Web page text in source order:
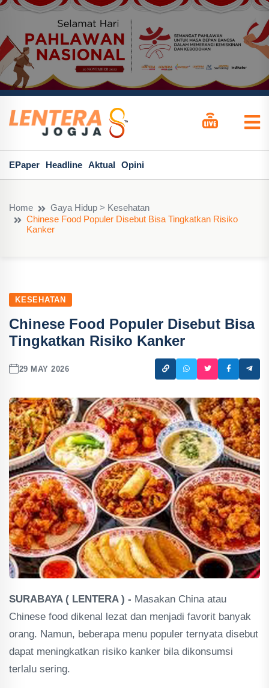
EPaper Headline Aktual Opini
Home
Gaya Hidup > Kesehatan
Chinese Food Populer Disebut Bisa Tingkatkan Risiko
Kanker
KESEHATAN
Chinese Food Populer Disebut Bisa
Tingkatkan Risiko Kanker
29 MAY 2026
SURABAYA ( LENTERA ) - Masakan China atau
Chinese food dikenal lezat dan menjadi favorit banyak
orang. Namun, beberapa menu populer ternyata disebut
dapat meningkatkan risiko kanker bila dikonsumsi
terlalu sering.